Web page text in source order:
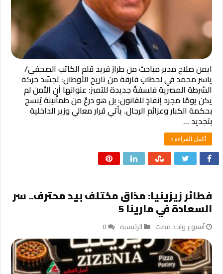
ايمن صلاح مدير مباحث من طراز فريد قلم الكاتب الصحفي/
ياسر محمد ​في لحظاتٍ فارقة من تاريخ الأوطان: تجسّد حركة
الشرطة المصرية فلسفةً جديدة للتميز: عنوانها أن الأمن لم
يكن يومًا مجرد إنفاذٍ للقانون: بل هو درعٌ من طمأنينة يُنسج
بحكمة الكبار وعزائم الرجال. يأتي قرار معالي وزير الداخلية
بتجديد …
أكمل القراءة »
فطائر زيزينيا: مذاق مختلف بيد محترف.. سر
السعادة في مارينا 5
‏أسبوع واحد مضت الرئيسية 0